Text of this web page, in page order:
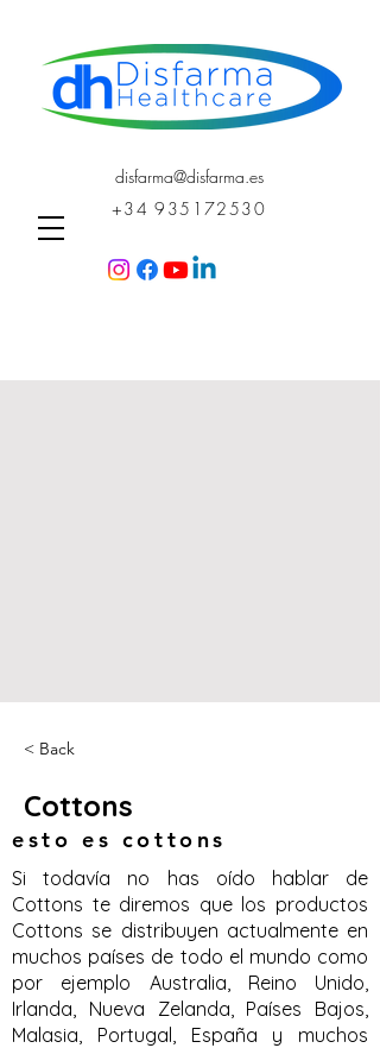
disfarma@disfarma.es
+34 935172530
< Back
Cottons
esto es cottons
Si todavía no has oído hablar de
Cottons te diremos que los productos
Cottons se distribuyen actualmente en
muchos países de todo el mundo como
por ejemplo Australia, Reino Unido,
Irlanda, Nueva Zelanda, Países Bajos,
Malasia, Portugal, España y muchos